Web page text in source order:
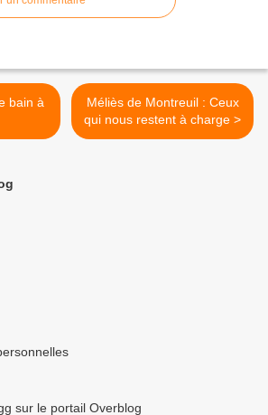
Méliès de Montreuil : Ceux
qui nous restent à charge >
sur le portail Overblog